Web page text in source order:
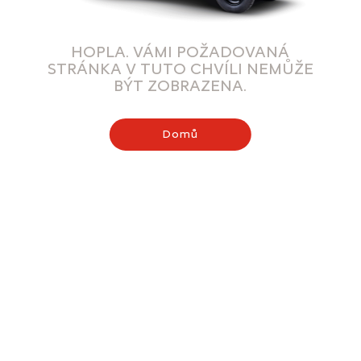
HOPLA. VÁMI POŽADOVANÁ
STRÁNKA V TUTO CHVÍLI NEMŮŽE
BÝT ZOBRAZENA.
Domů